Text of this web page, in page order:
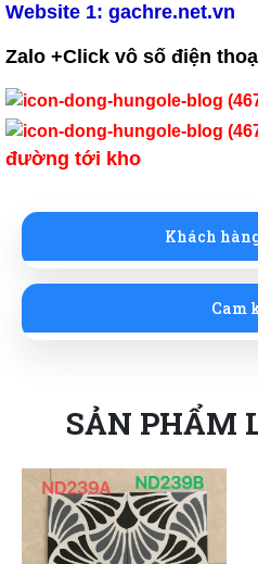
Website 1: gachre.net.vn
Zalo +Click vô số điện
đường tới kho
Khách
Cam
SẢN PHẨM